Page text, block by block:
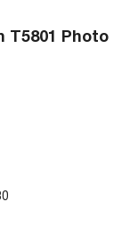
T5801 Photo